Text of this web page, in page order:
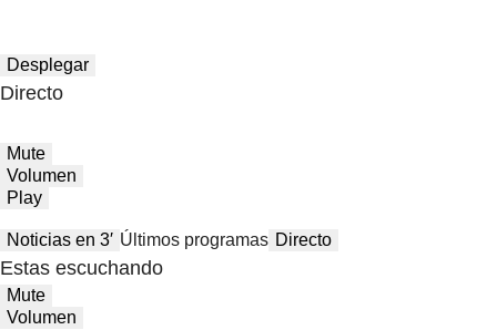
Desplegar
Directo
Mute
Volumen
Play
Noticias en 3′ Últimos programas Directo
Estas escuchando
Mute
Volumen